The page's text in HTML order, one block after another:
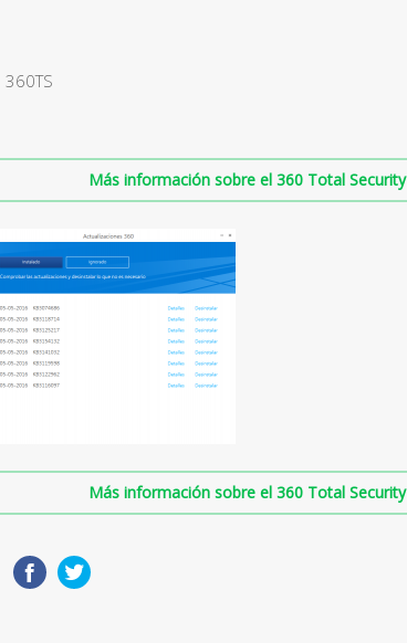
360TS
Más información sobre el 360 Total Security
Más información sobre el 360 Total Security